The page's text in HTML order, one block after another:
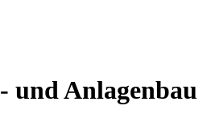
und Anlagenbau